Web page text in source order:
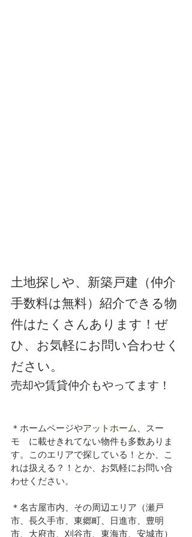
土地探しや、新築戸建（仲介
手数料は無料）紹介できる物
件はたくさんあります！ぜ
ひ、お気軽にお問い合わせく
ださい。
売却や賃貸仲介もやってます！
＊ホームページやアットホーム、スー
モ　に載せきれてない物件も多数ありま
す。このエリアで探している！とか、こ
れは扱える？！とか、お気軽にお問い合
わせください。
＊名古屋市内、その周辺エリア（瀬戸
市、長久手市、東郷町、日進市、豊明
市、大府市、刈谷市、東海市、安城市）